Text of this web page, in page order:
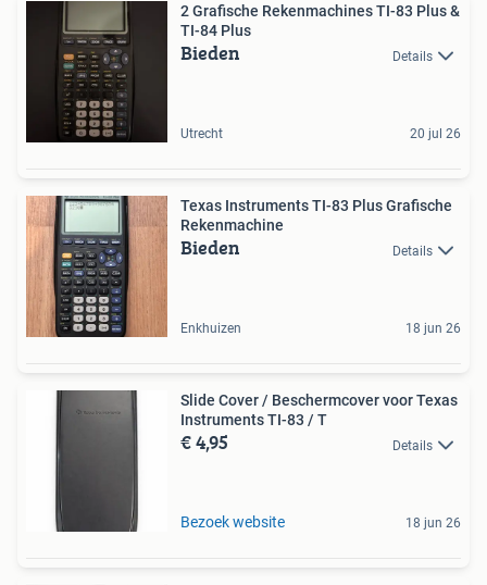
2 Grafische Rekenmachines TI-83 Plus &
TI-84 Plus
Bieden Details
Utrecht 20 jul 26
Texas Instruments TI-83 Plus Grafische
Rekenmachine
Bieden Details
Enkhuizen 18 jun 26
Slide Cover / Beschermcover voor Texas
Instruments TI-83 / T
€ 4,95 Details
Bezoek website 18 jun 26